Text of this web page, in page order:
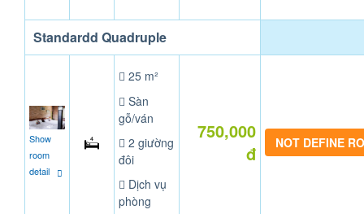
Standardd Quadruple
Show
room
detail
25 m²
Sàn
gỗ/ván
2 giường
đôi
Dịch vụ
phòng
750,000
đ
NOT DEFINE